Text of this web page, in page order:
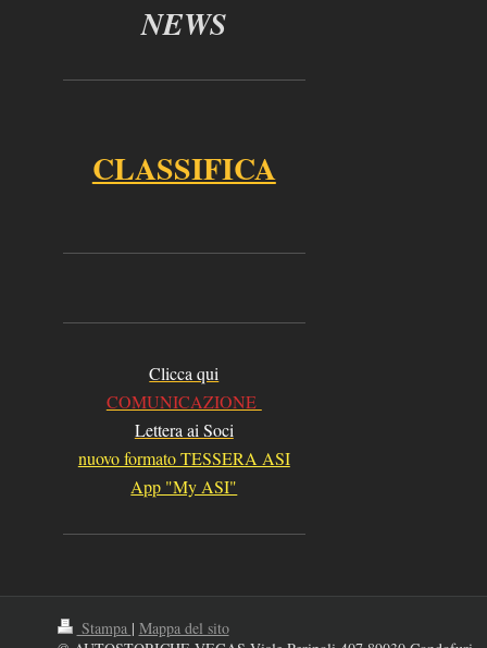
NEWS
CLASSIFICA
Clicca qui
COMUNICAZIONE
Lettera ai Soci
nuovo formato TESSERA ASI
App "My ASI"
Stampa | Mappa del sito